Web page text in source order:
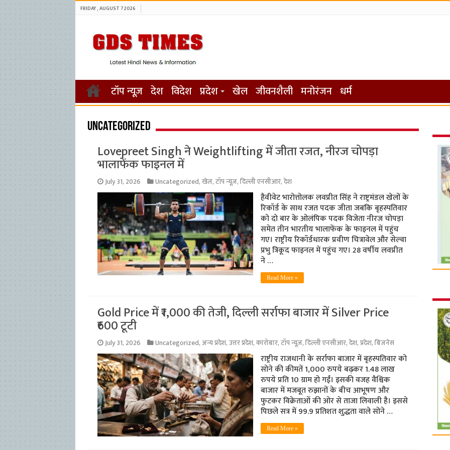
FRIDAY , AUGUST 7 2026
टॉप न्यूज़ देश विदेश प्रदेश खेल जीवनशैली मनोरंजन धर्म
Uncategorized
Lovepreet Singh ने Weightlifting में जीता रजत, नीरज चोपड़ा
भालाफेंक फाइनल में
July 31, 2026 Uncategorized,खेल,टॉप न्यूज़,दिल्ली एनसीआर,देश
हैवीवेट भारोत्तोलक लवप्रीत सिंह ने राष्ट्रमंडल खेलों के
रिकॉर्ड के साथ रजत पदक जीता जबकि बृहस्पतिवार
को दो बार के ओलंपिक पदक विजेता नीरज चोपड़ा
समेत तीन भारतीय भालाफेंक के फाइनल में पहुंच
गए। राष्ट्रीय रिकॉर्डधारक प्रवीण चित्रावेल और सेल्वा
प्रभु त्रिकूद फाइनल में पहुंच गए। 28 वर्षीय लवप्रीत
ने …
Read More »
Gold Price में ₹1,000 की तेजी, दिल्ली सर्राफा बाजार में Silver Price
₹600 टूटी
July 31, 2026 Uncategorized,अन्य प्रदेश,उत्तर प्रदेश,कारोबार,टॉप न्यूज़,दिल्ली एनसीआर,देश,प्रदेश,बिजनेस
राष्ट्रीय राजधानी के सर्राफा बाजार में बृहस्पतिवार को
सोने की कीमतें 1,000 रुपये बढ़कर 1.48 लाख
रुपये प्रति 10 ग्राम हो गईं। इसकी वजह वैश्विक
बाजार में मजबूत रुझानों के बीच आभूषण और
फुटकर विक्रेताओं की ओर से ताजा लिवाली है। इससे
पिछले सत्र में 99.9 प्रतिशत शुद्धता वाले सोने …
Read More »